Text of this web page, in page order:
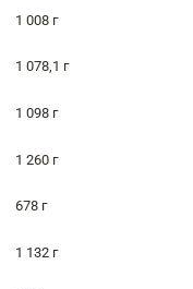
1 008 г
1 078,1 г
1 098 г
1 260 г
678 г
1 132 г